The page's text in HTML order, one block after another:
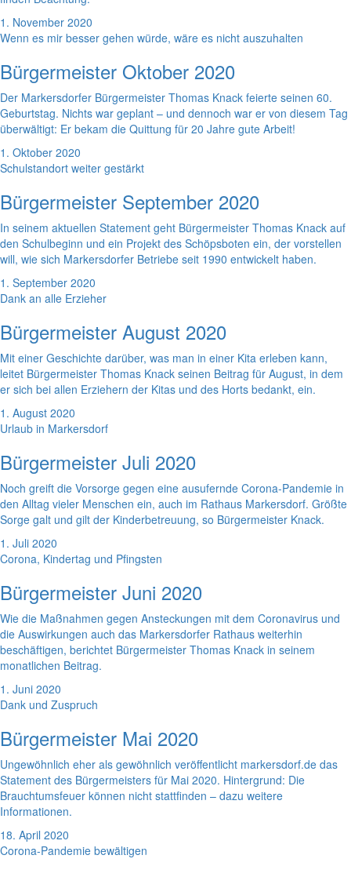
1. November 2020
Wenn es mir besser gehen würde, wäre es nicht auszuhalten
Bürgermeister Oktober 2020
Der Markersdorfer Bürgermeister Thomas Knack feierte seinen 60.
Geburtstag. Nichts war geplant – und dennoch war er von diesem Tag
überwältigt: Er bekam die Quittung für 20 Jahre gute Arbeit!
1. Oktober 2020
Schulstandort weiter gestärkt
Bürgermeister September 2020
In seinem aktuellen Statement geht Bürgermeister Thomas Knack auf
den Schulbeginn und ein Projekt des Schöpsboten ein, der vorstellen
will, wie sich Markersdorfer Betriebe seit 1990 entwickelt haben.
1. September 2020
Dank an alle Erzieher
Bürgermeister August 2020
Mit einer Geschichte darüber, was man in einer Kita erleben kann,
leitet Bürgermeister Thomas Knack seinen Beitrag für August, in dem
er sich bei allen Erziehern der Kitas und des Horts bedankt, ein.
1. August 2020
Urlaub in Markersdorf
Bürgermeister Juli 2020
Noch greift die Vorsorge gegen eine ausufernde Corona-Pandemie in
den Alltag vieler Menschen ein, auch im Rathaus Markersdorf. Größte
Sorge galt und gilt der Kinderbetreuung, so Bürgermeister Knack.
1. Juli 2020
Corona, Kindertag und Pfingsten
Bürgermeister Juni 2020
Wie die Maßnahmen gegen Ansteckungen mit dem Coronavirus und
die Auswirkungen auch das Markersdorfer Rathaus weiterhin
beschäftigen, berichtet Bürgermeister Thomas Knack in seinem
monatlichen Beitrag.
1. Juni 2020
Dank und Zuspruch
Bürgermeister Mai 2020
Ungewöhnlich eher als gewöhnlich veröffentlicht markersdorf.de das
Statement des Bürgermeisters für Mai 2020. Hintergrund: Die
Brauchtumsfeuer können nicht stattfinden – dazu weitere
Informationen.
18. April 2020
Corona-Pandemie bewältigen